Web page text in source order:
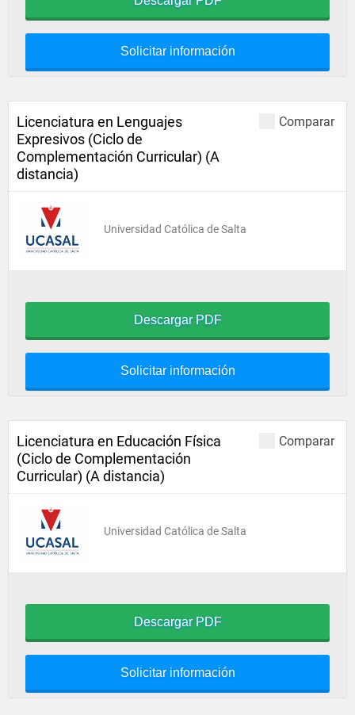
Solicitar información
Comparar
Licenciatura en Lenguajes
Expresivos (Ciclo de
Complementación Curricular) (A
distancia)
Universidad Católica de Salta
Descargar PDF
Solicitar información
Comparar
Licenciatura en Educación Física
(Ciclo de Complementación
Curricular) (A distancia)
Universidad Católica de Salta
Descargar PDF
Solicitar información